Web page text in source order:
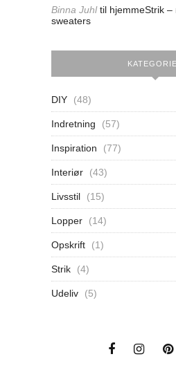
Binna Juhltil hjemmeStrik –
sweaters
DIY (48)
Indretning (57)
Inspiration (77)
Interiør (43)
Livsstil (15)
Lopper (14)
Opskrift (1)
Strik (4)
Udeliv (5)